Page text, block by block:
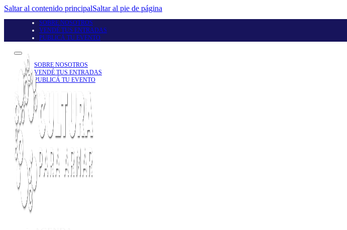
Saltar al contenido principalSaltar al pie de página
SOBRE NOSOTROS
VENDÉ TUS ENTRADAS
PUBLICÁ TU EVENTO
SOBRE NOSOTROS
VENDÉ TUS ENTRADAS
PUBLICÁ TU EVENTO
Seguinos en